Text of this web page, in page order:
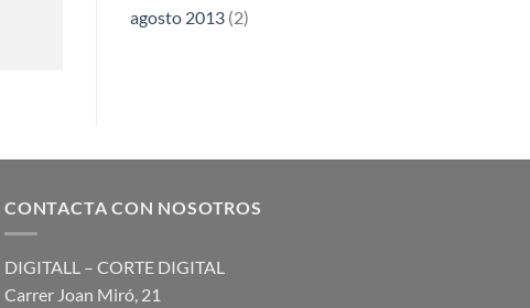
agosto 2013(2)
CONTACTA CON NOSOTROS
DIGITALL – CORTE DIGITAL
Carrer Joan Miró, 21